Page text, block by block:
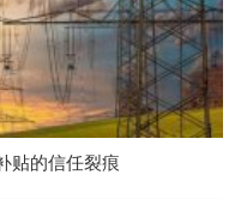
贴的信任裂痕